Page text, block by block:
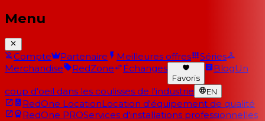
Menu
Compte Partenaire Meilleures offres
Séries
Merchandise
RedZone Échanges
Favoris
BlogUn
coup d'oeil dans les coulisses de l'industrie EN
RedOne LocationLocation d'équipement de qualité
RedOne PROServices d'installations professionnelles